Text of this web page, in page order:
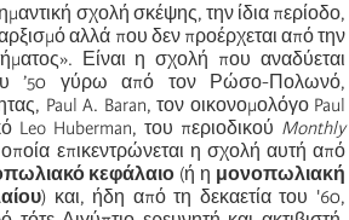
σχολή σκέψης, την ίδια περίοδο,
αλλά που δεν προέρχεται από την
Είναι η σχολή που αναδύεται
’50 γύρω από τον Ρώσο-Πολωνό,
Paul A. Baran, τον οικονομολόγο Paul
Leo Huberman, του περιοδικού Monthly
επικεντρώνεται η σχολή αυτή από
κεφάλαιο (ή η μονοπωλιακή
) και, ήδη από τη δεκαετία του '60,